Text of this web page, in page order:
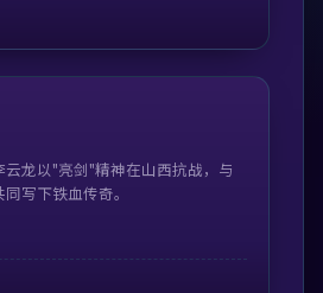
45:09
云龙以"亮剑"精神在山西抗战，与
写下铁血传奇。